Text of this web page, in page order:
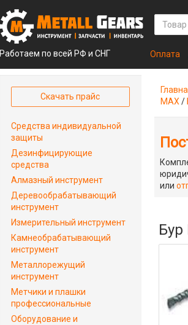
Работаем по всей РФ и СНГ Оплата
MAX /
или
Бур
Скачать прайс
Средства индивидуальной
защиты
Дезинфицирующие
средства
Алмазный инструмент
Деревообрабатывающий
инструмент
Измерительный инструмент
Камнеобрабатывающий
инструмент
Металлорежущий
инструмент
Метчики и плашки
профессиональные
Оборудование и